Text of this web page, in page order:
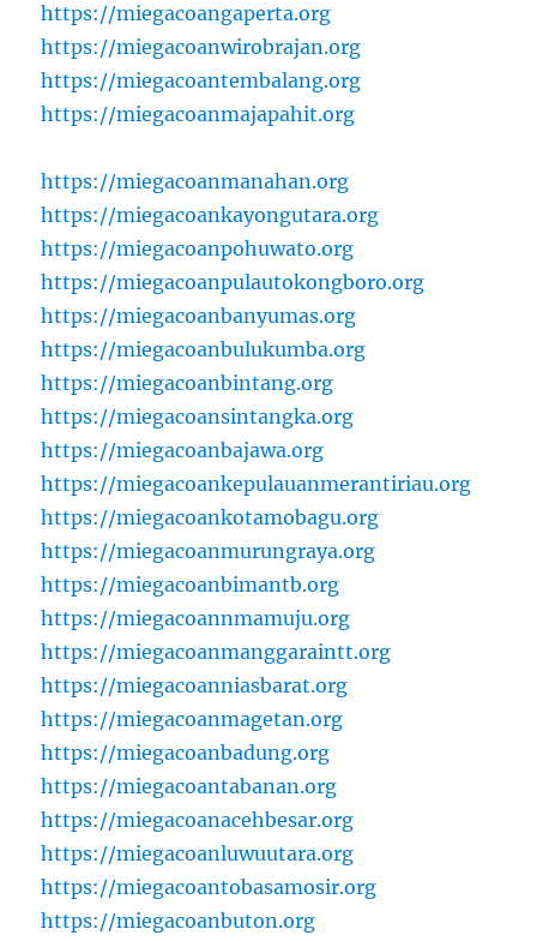
https://miegacoangaperta.org
https://miegacoanwirobrajan.org
https://miegacoantembalang.org
https://miegacoanmajapahit.org
https://miegacoanmanahan.org
https://miegacoankayongutara.org
https://miegacoanpohuwato.org
https://miegacoanpulautokongboro.org
https://miegacoanbanyumas.org
https://miegacoanbulukumba.org
https://miegacoanbintang.org
https://miegacoansintangka.org
https://miegacoanbajawa.org
https://miegacoankepulauanmerantiriau.org
https://miegacoankotamobagu.org
https://miegacoanmurungraya.org
https://miegacoanbimantb.org
https://miegacoannmamuju.org
https://miegacoanmanggaraintt.org
https://miegacoanniasbarat.org
https://miegacoanmagetan.org
https://miegacoanbadung.org
https://miegacoantabanan.org
https://miegacoanacehbesar.org
https://miegacoanluwuutara.org
https://miegacoantobasamosir.org
https://miegacoanbuton.org